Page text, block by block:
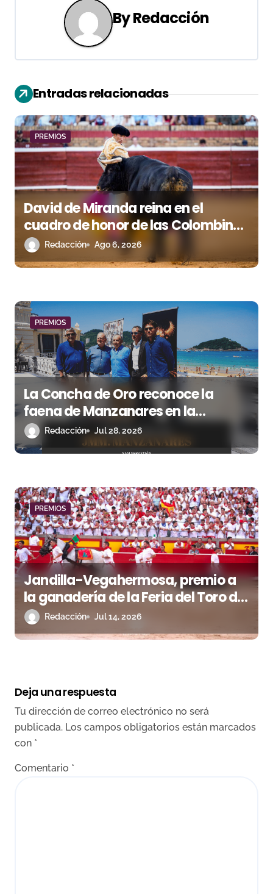
c
i
ó
n
d
e
e
n
t
a
d
a
ByRedacción
Entradas relacionadas
PREMIOS
David de Miranda reina en el
cuadro de honor de las Colombinas
2026Redacción Ago 6, 2026
PREMIOS
La Concha de Oro reconoce la
faena de Manzanares en la
Semana Grande 2025
Redacción Jul 28, 2026
PREMIOS
Jandilla-Vegahermosa, premio a
la ganadería de la Feria del Toro de
Pamplona
Redacción Jul 14, 2026
Deja una respuesta
Tu dirección de correo electrónico no será
publicada. Los campos obligatorios están marcados
con *
Comentario *